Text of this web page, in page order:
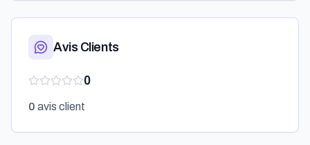
Avis Clients
0
0 avis client